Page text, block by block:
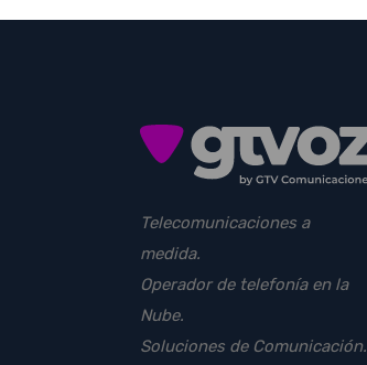
Telecomunicaciones a
medida.
Operador de telefonía en la
Nube.
Soluciones de Comunicación.